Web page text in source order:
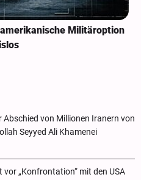
Militäroption
Abschied von Millionen Iranern von
Seyyed Ali Khamenei
vor „Konfrontation“ mit den USA